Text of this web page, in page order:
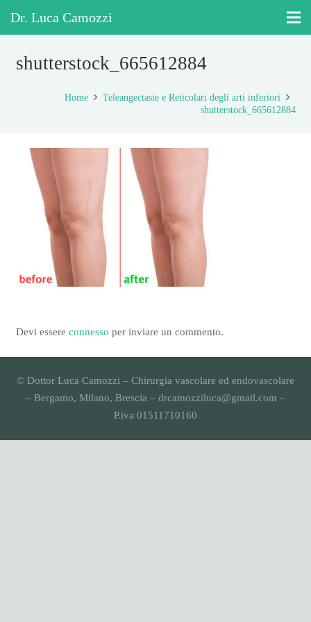
Dr. Luca Camozzi
shutterstock_665612884
Home
Teleangectasie e Reticolari degli arti inferiori
shutterstock_665612884
Devi essere connesso per inviare un commento.
© Dottor Luca Camozzi – Chirurgia vascolare ed endovascolare
– Bergamo, Milano, Brescia – drcamozziluca@gmail.com –
P.iva 01511710160